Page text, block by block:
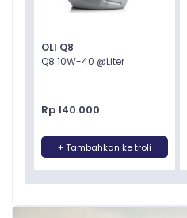
OLI Q8
Q8 10W-40 @Liter
Rp 140.000
+ Tambahkan ke troli